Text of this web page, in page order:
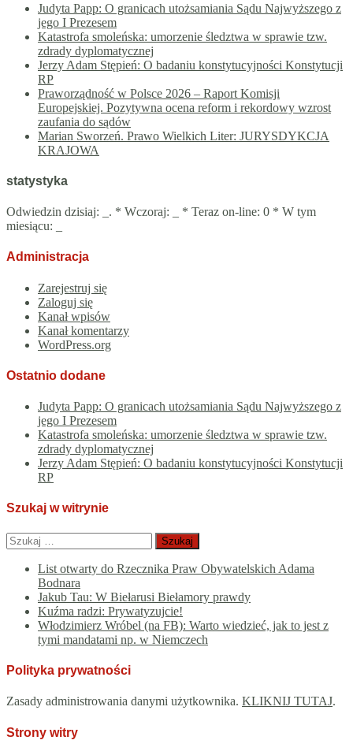
Judyta Papp: O granicach utożsamiania Sądu Najwyższego z
jego I Prezesem
Katastrofa smoleńska: umorzenie śledztwa w sprawie tzw.
zdrady dyplomatycznej
Jerzy Adam Stępień: O badaniu konstytucyjności Konstytucji
RP
Praworządność w Polsce 2026 – Raport Komisji
Europejskiej. Pozytywna ocena reform i rekordowy wzrost
zaufania do sądów
Marian Sworzeń. Prawo Wielkich Liter: JURYSDYKCJA
KRAJOWA
statystyka
Odwiedzin dzisiaj: . * Wczoraj:
* Teraz on-line: 0 * W tym
miesiącu:
Administracja
Zarejestruj się
Zaloguj się
Kanał wpisów
Kanał komentarzy
WordPress.org
Ostatnio dodane
Judyta Papp: O granicach utożsamiania Sądu Najwyższego z
jego I Prezesem
Katastrofa smoleńska: umorzenie śledztwa w sprawie tzw.
zdrady dyplomatycznej
Jerzy Adam Stępień: O badaniu konstytucyjności Konstytucji
RP
Szukaj w witrynie
Szukaj:
List otwarty do Rzecznika Praw Obywatelskich Adama
Bodnara
Jakub Tau: W Biełarusi Biełamory prawdy
Kuźma radzi: Prywatyzujcie!
Włodzimierz Wróbel (na FB): Warto wiedzieć, jak to jest z
tymi mandatami np. w Niemczech
Polityka prywatności
Zasady administrowania danymi użytkownika. KLIKNIJ TUTAJ.
Strony witry